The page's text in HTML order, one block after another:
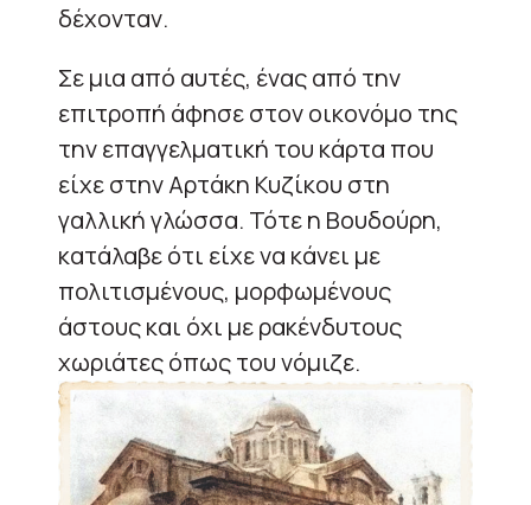
δέχονταν.
Σε μια από αυτές, ένας από την
επιτροπή άφησε στον οικονόμο της
την επαγγελματική του κάρτα που
είχε στην Αρτάκη Κυζίκου στη
γαλλική γλώσσα. Τότε η Βουδούρη,
κατάλαβε ότι είχε να κάνει με
πολιτισμένους, μορφωμένους
άστους και όχι με ρακένδυτους
χωριάτες όπως του νόμιζε.